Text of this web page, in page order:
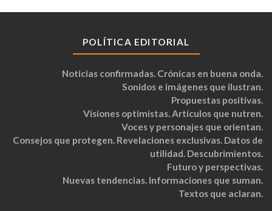
POLÍTICA EDITORIAL
Noticias confirmadas. Crónicas en buena onda.
Sonidos e imágenes que ilustran.
Propuestas positivas.
Visiones optimistas. Artículos que nutren.
Voces y personajes que orientan.
Consejos que protegen. Revelaciones exclusivas. Datos de
utilidad. Descubrimientos.
Futuro y perspectivas.
Nuevas tendencias. Informaciones que suman.
Textos que aclaran.